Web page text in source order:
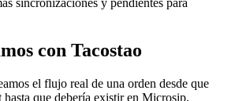
sincronizaciones y pendientes para
con Tacostao
el flujo real de una orden desde que
hasta que debería existir en Microsip,